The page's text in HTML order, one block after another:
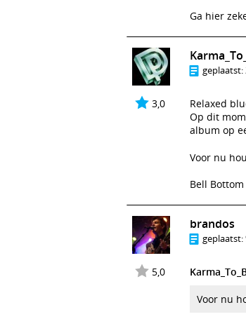
Ga hier
3,0
geplaatst:
Relaxed
Op dit
album op
Voor nu
Bell
5,0
brandos
geplaatst:
Voor nu